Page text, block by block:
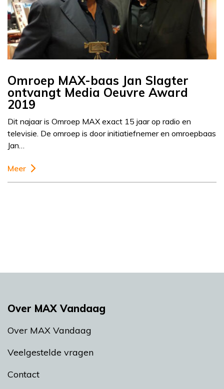
Omroep MAX-baas Jan Slagter
ontvangt Media Oeuvre Award
2019
Dit najaar is Omroep MAX exact 15 jaar op radio en
televisie. De omroep is door initiatiefnemer en omroepbaas
Jan…
Meer
Over MAX Vandaag
Over MAX Vandaag
Veelgestelde vragen
Contact